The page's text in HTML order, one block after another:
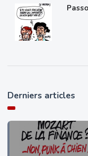
Derniers articles